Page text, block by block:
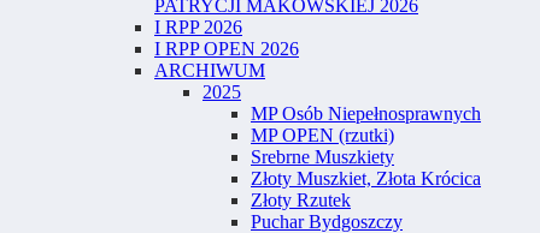
PATRYCJI MAKOWSKIEJ 2026
I RPP 2026
I RPP OPEN 2026
ARCHIWUM
2025
MP Osób Niepełnosprawnych
MP OPEN (rzutki)
Srebrne Muszkiety
Złoty Muszkiet, Złota Krócica
Złoty Rzutek
Puchar Bydgoszczy